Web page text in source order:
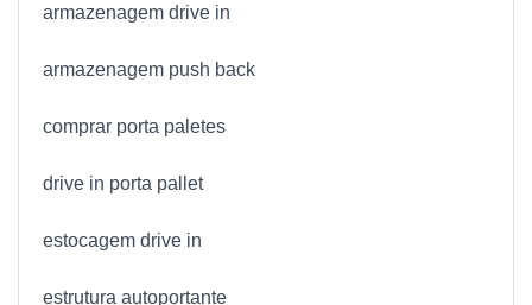
armazenagem drive in
armazenagem push back
comprar porta paletes
drive in porta pallet
estocagem drive in
estrutura autoportante